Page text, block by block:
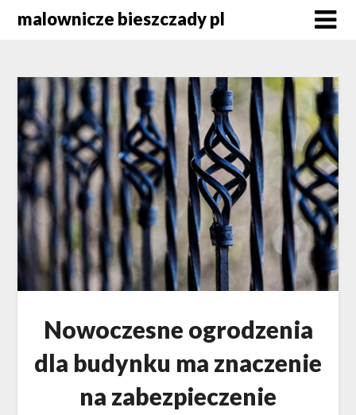
malownicze bieszczady pl
Nowoczesne ogrodzenia
dla budynku ma znaczenie
na zabezpieczenie